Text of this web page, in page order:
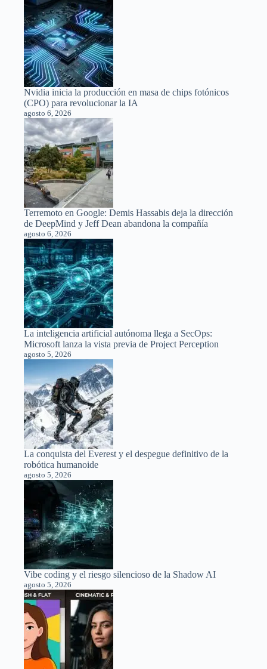
Nvidia inicia la producción en masa de chips fotónicos
(CPO) para revolucionar la IA
agosto 6, 2026
Terremoto en Google: Demis Hassabis deja la dirección
de DeepMind y Jeff Dean abandona la compañía
agosto 6, 2026
La inteligencia artificial autónoma llega a SecOps:
Microsoft lanza la vista previa de Project Perception
agosto 5, 2026
La conquista del Everest y el despegue definitivo de la
robótica humanoide
agosto 5, 2026
Vibe coding y el riesgo silencioso de la Shadow AI
agosto 5, 2026